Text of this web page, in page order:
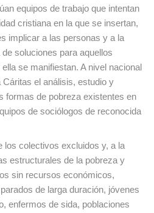
equipos de trabajo que intentan
cristiana en la que se insertan,
implicar a las personas y a la
soluciones para aquellos
se manifiestan. A nivel nacional
el análisis, estudio y
formas de pobreza existentes en
de sociólogos de reconocida
los colectivos excluidos y, a la
estructurales de la pobreza y
sin recursos económicos,
de larga duración, jóvenes
enfermos de sida, poblaciones